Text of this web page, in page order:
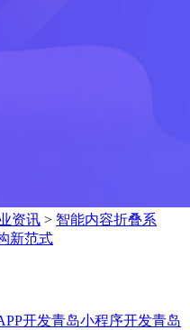
资讯 > 智能内容折叠系
新范式
开发青岛小程序开发青岛